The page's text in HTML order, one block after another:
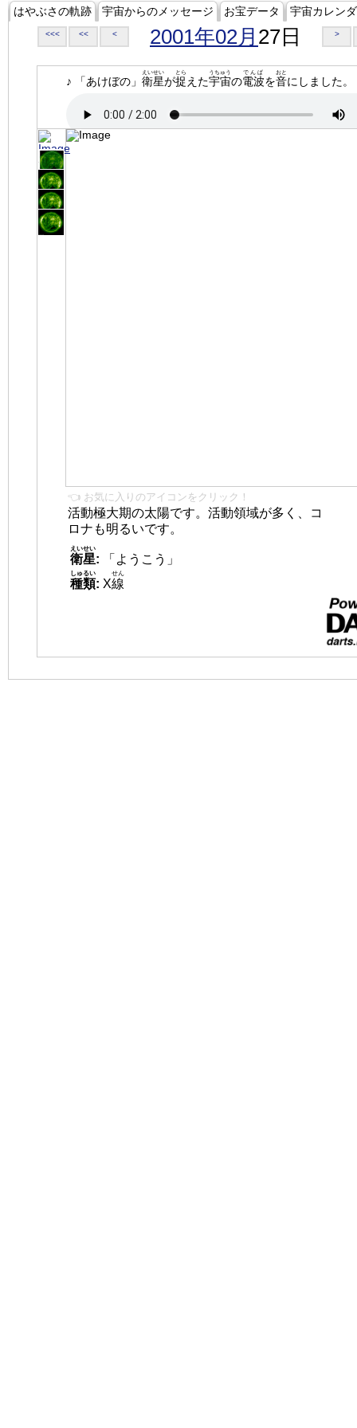
はやぶさの軌跡 宇宙からのメッセージ お宝データ 宇宙カレン
<<< << < 2001年02月 27日 >
♪ 「あけぼの」 衛星
えいせい
が捉
とら
えた宇宙
うちゅう
の電波
でんぱ
を音
おと
にしました。
👈 お気に入りのアイコンをクリック！
活動極大期の太陽です。活動領域が多く、コ
ロナも明るいです。
衛星
えいせい
:
「ようこう」
種類
しゅるい
: X線
せん